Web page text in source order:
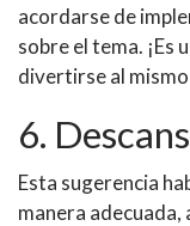
acordarse de
sobre el tema.
divertirse al
6.
Esta sugerencia
manera adecuada,